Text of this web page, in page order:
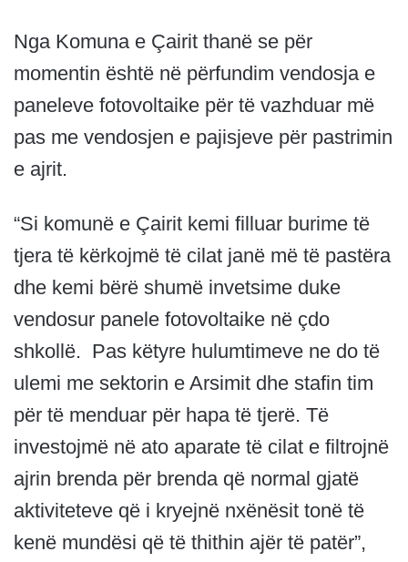
Nga Komuna e Çairit thanë se për
momentin është në përfundim vendosja e
paneleve fotovoltaike për të vazhduar më
pas me vendosjen e pajisjeve për pastrimin
e ajrit.
“Si komunë e Çairit kemi filluar burime të
tjera të kërkojmë të cilat janë më të pastëra
dhe kemi bërë shumë invetsime duke
vendosur panele fotovoltaike në çdo
shkollë. Pas këtyre hulumtimeve ne do të
ulemi me sektorin e Arsimit dhe stafin tim
për të menduar për hapa të tjerë. Të
investojmë në ato aparate të cilat e filtrojnë
ajrin brenda për brenda që normal gjatë
aktiviteteve që i kryejnë nxënësit tonë të
kenë mundësi që të thithin ajër të patër”,